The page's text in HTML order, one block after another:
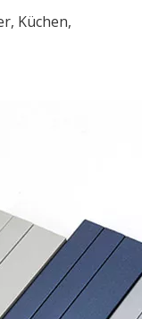
Küchen,